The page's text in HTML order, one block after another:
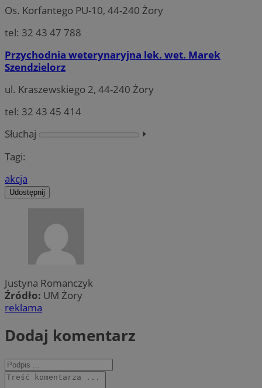
Os. Korfantego PU-10, 44-240 Żory
tel: 32 43 47 788
Przychodnia weterynaryjna lek. wet. Marek
Szendzielorz
ul. Kraszewskiego 2, 44-240 Żory
tel: 32 43 45 414
Słuchaj
⏵︎
Tagi:
akcja
Udostępnij
Justyna Romanczyk
Źródło: UM Żory
reklama
Dodaj komentarz